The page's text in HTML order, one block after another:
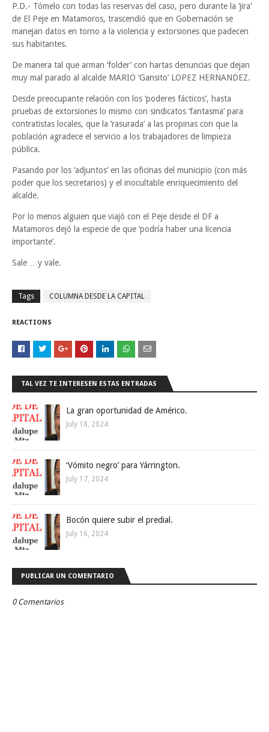
P.D.- Tómelo con todas las reservas del caso, pero durante la ‘jira’
de El Peje en Matamoros, trascendió que en Gobernación se
manejan datos en torno a la violencia y extorsiones que padecen
sus habitantes.
De manera tal que arman ‘folder’ con hartas denuncias que dejan
muy mal parado al alcalde MARIO ‘Gansito’ LOPEZ HERNANDEZ.
Desde preocupante relación con los ‘poderes fácticos’, hasta
pruebas de extorsiones lo mismo con sindicatos ‘fantasma’ para
contratistas locales, que la ’rasurada’ a las propinas con que la
población agradece el servicio a los trabajadores de limpieza
pública.
Pasando por los ‘adjuntos’ en las oficinas del municipio (con más
poder que los secretarios) y el inocultable enriquecimiento del
alcalde.
Por lo menos alguien que viajó con el Peje desde el DF a
Matamoros dejó la especie de que ‘podría haber una licencia
importante’.
Sale …y vale.
Tags COLUMNA DESDE LA CAPITAL
REACTIONS
TAL VEZ TE INTERESEN ESTAS ENTRADAS
La gran oportunidad de Américo.
July 18, 2024
‘Vómito negro’ para Yárrington.
July 17, 2024
Bocón quiere subir el predial.
July 16, 2024
PUBLICAR UN COMENTARIO
0 Comentarios